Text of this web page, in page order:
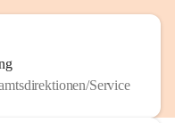
Service